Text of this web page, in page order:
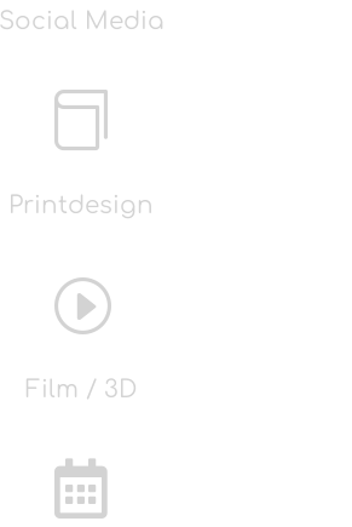
Social Media

Printdesign
I
Film / 3D
